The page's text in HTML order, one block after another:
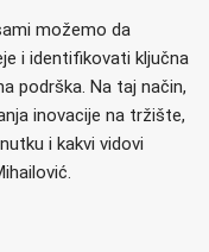
možemo da
i identifikovati ključna
podrška. Na taj način,
inovacije na tržište,
i kakvi vidovi